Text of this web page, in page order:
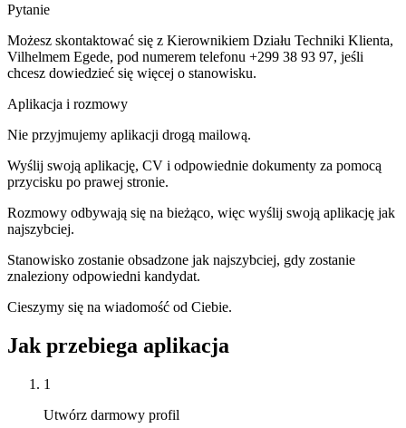
Pytanie
Możesz skontaktować się z Kierownikiem Działu Techniki Klienta,
Vilhelmem Egede, pod numerem telefonu +299 38 93 97, jeśli
chcesz dowiedzieć się więcej o stanowisku.
Aplikacja i rozmowy
Nie przyjmujemy aplikacji drogą mailową.
Wyślij swoją aplikację, CV i odpowiednie dokumenty za pomocą
przycisku po prawej stronie.
Rozmowy odbywają się na bieżąco, więc wyślij swoją aplikację jak
najszybciej.
Stanowisko zostanie obsadzone jak najszybciej, gdy zostanie
znaleziony odpowiedni kandydat.
Cieszymy się na wiadomość od Ciebie.
Jak przebiega aplikacja
1
Utwórz darmowy profil